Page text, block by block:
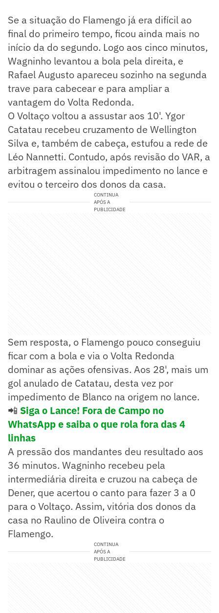
Se a situação do Flamengo já era difícil ao
final do primeiro tempo, ficou ainda mais no
início da do segundo. Logo aos cinco minutos,
Wagninho levantou a bola pela direita, e
Rafael Augusto apareceu sozinho na segunda
trave para cabecear e para ampliar a
vantagem do Volta Redonda.
O Voltaço voltou a assustar aos 10'. Ygor
Catatau recebeu cruzamento de Wellington
Silva e, também de cabeça, estufou a rede de
Léo Nannetti. Contudo, após revisão do VAR, a
arbitragem assinalou impedimento no lance e
evitou o terceiro dos donos da casa.
CONTINUA
APÓS A
PUBLICIDADE
Sem resposta, o Flamengo pouco conseguiu
ficar com a bola e via o Volta Redonda
dominar as ações ofensivas. Aos 28', mais um
gol anulado de Catatau, desta vez por
impedimento de Blanco na origem no lance.
📲 Siga o Lance! Fora de Campo no
WhatsApp e saiba o que rola fora das 4
linhas
A pressão dos mandantes deu resultado aos
36 minutos. Wagninho recebeu pela
intermediária direita e cruzou na cabeça de
Dener, que acertou o canto para fazer 3 a 0
para o Voltaço. Assim, vitória dos donos da
casa no Raulino de Oliveira contra o
Flamengo.
CONTINUA
APÓS A
PUBLICIDADE